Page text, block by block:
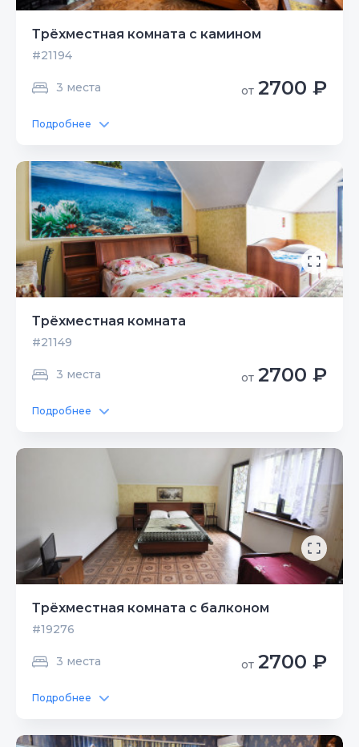
Трёхместная комната с камином
#21194
3 места от 2700 ₽
Подробнее
Трёхместная комната
#21149
3 места от 2700 ₽
Подробнее
Трёхместная комната с балконом
#19276
3 места от 2700 ₽
Подробнее